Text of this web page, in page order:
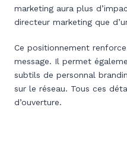
marketing aura plus
directeur marketing que
Ce positionnement
message. Il permet
subtils de personnal
sur le réseau. Tous ces
d’ouverture.